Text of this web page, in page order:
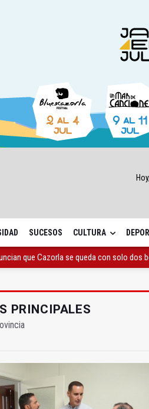
SUCESOS CULTURA
que Cazorla se queda con solo dos
PRINCIPALES